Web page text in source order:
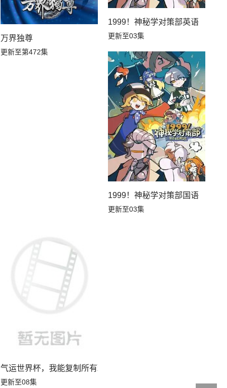
万界独尊
更新至第472集
1999！神秘学对策部英语
更新至03集
1999！神秘学对策部国语
更新至03集
气运世界杯，我能复制所有球星技能
更新至08集